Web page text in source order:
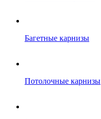
Багетные карнизы
Потолочные карнизы